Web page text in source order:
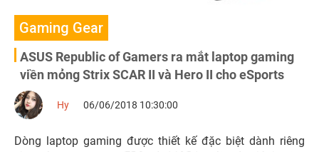
Gaming Gear
ASUS Republic of Gamers ra mắt laptop gaming
viền mỏng Strix SCAR II và Hero II cho eSports
Hy 06/06/2018 10:30:00
Dòng laptop gaming được thiết kế đặc biệt dành riêng